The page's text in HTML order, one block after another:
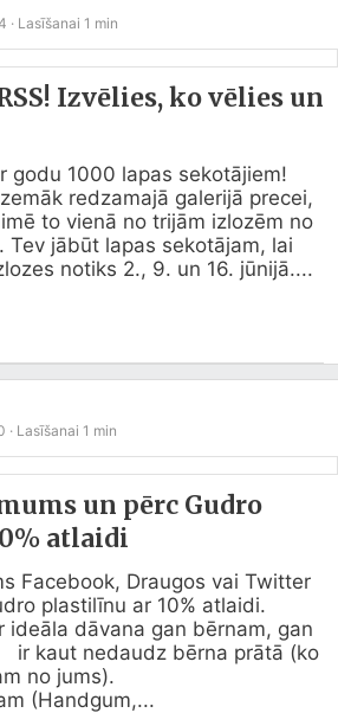
· Lasīšanai 1 min
Izvēlies, ko vēlies un
godu 1000 lapas sekotājiem!
redzamajā galerijā precei,
to vienā no trijām izlozēm no
Tev jābūt lapas sekotājam, lai
notiks 2., 9. un 16. jūnijā....
· Lasīšanai 1 min
un pērc Gudro
atlaidi
Facebook, Draugos vai Twitter
plastilīnu ar 10% atlaidi.
ideāla dāvana gan bērnam, gan
ir kaut nedaudz bērna prātā (ko
no jums).
(Handgum,...